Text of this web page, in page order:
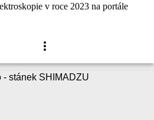
v roce 2023 na portále